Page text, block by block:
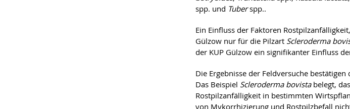
spp. und Tuberspp..
Ein Einfluss der Faktoren
Gülzow nur für die Pilzart Scleroderma
der KUP Gülzow ein signifikanter Einfluss
Die Ergebnisse der Feldversuche
Das Beispiel Scleroderma bovista belegt,
Rostpilzanfälligkeit in bestimmten
von Mykorrhizierung und Rostpilzbefall